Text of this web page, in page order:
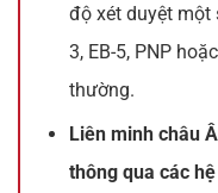
độ xét duyệt một
3, EB-5, PNP
thường.
Liên minh châu
thông qua các